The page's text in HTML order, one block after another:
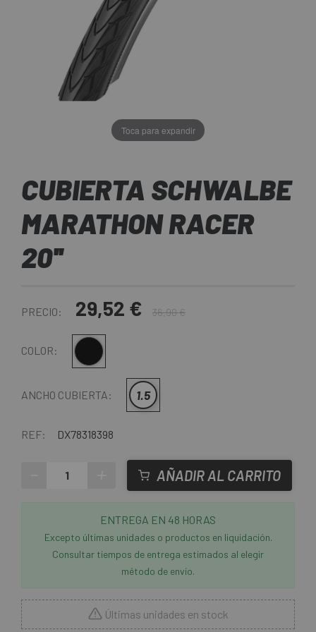
Toca para expandir
CUBIERTA SCHWALBE
MARATHON RACER
20''
PRECIO: 29,52 € 36,90 €
COLOR: Multi
ANCHO CUBIERTA: 1.5
REF: DX78318398
AÑADIR AL CARRITO
ENTREGA EN 48 HORAS
Excepto últimas unidades o productos en liquidación.
Consultar tiempos de entrega estimados al elegir
método de envío.
Últimas unidades en stock